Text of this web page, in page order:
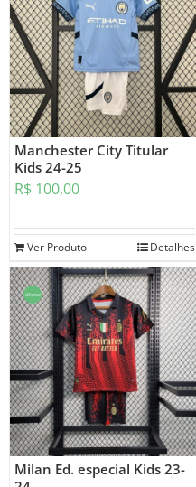
Manchester City Titular
Kids 24-25
R$ 100,00
Ver Produto Detalhes
Oferta!
Milan Ed. especial Kids 23-